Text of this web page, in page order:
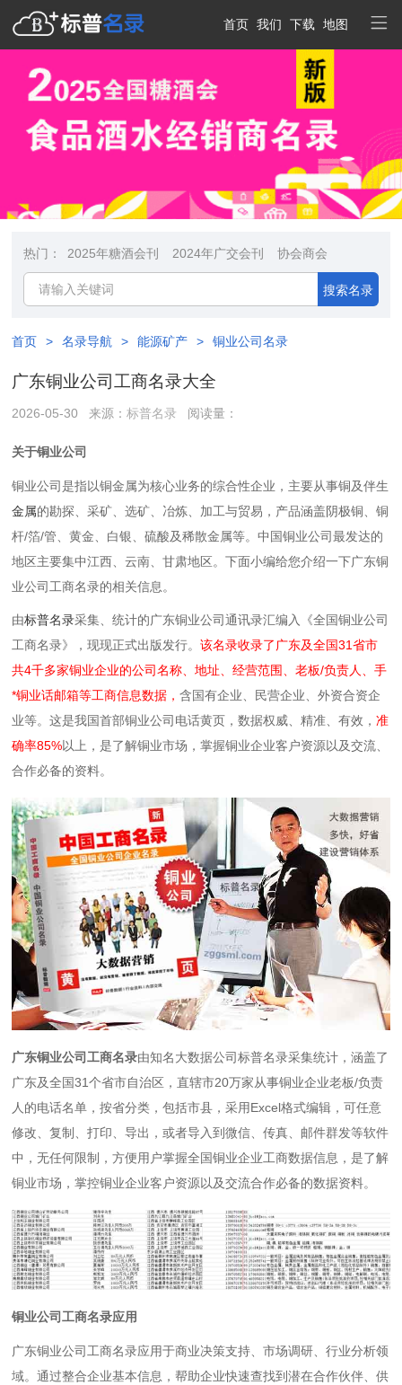
首页 我们 下载 地图
热门： 2025年糖酒会刊 2024年广交会刊 协会商会
搜索名录
首页 > 名录导航 > 能源矿产 > 铜业公司名录
广东铜业公司工商名录大全
2026-05-30 来源：标普名录 阅读量：
关于铜业公司
铜业公司是指以铜金属为核心业务的综合性企业，主要从事铜及伴生
金属的勘探、采矿、选矿、冶炼、加工与贸易，产品涵盖阴极铜、铜
杆/箔/管、黄金、白银、硫酸及稀散金属等。中国铜业公司最发达的
地区主要集中江西、云南、甘肃‌‌地区。下面小编给您介绍一下广东铜
业公司工商名录的相关信息。
由标普名录采集、统计的广东铜业公司通讯录汇编入《全国铜业公司
工商名录》，现现正式出版发行。该名录收录了广东及全国31省市
共4千多家铜业企业的公司名称、地址、经营范围、老板/负责人、手
*铜业话邮箱等工商信息数据，含国有企业、民营企业、外资合资企
业等。这是我国首部铜业公司电话黄页，数据权威、精准、有效，准
确率85%以上，是了解铜业市场，掌握铜业企业客户资源以及交流、
合作必备的资料。
广东铜业公司工商名录由知名大数据公司标普名录采集统计，涵盖了
广东及全国31个省市自治区，直辖市20万家从事铜业企业老板/负责
人的电话名单，按省分类，包括市县，采用Excel格式编辑，可任意
修改、复制、打印、导出，或者导入到微信、传真、邮件群发等软件
中，无任何限制，方便用户掌握全国铜业企业工商数据信息，是了解
铜业市场，掌控铜业企业客户资源以及交流合作必备的数据资料。
铜业公司工商名录应用
广东铜业公司工商名录应用于商业决策支持、市场调研、行业分析领
域。通过整合企业基本信息，帮助企业快速查找到潜在合作伙伴、供